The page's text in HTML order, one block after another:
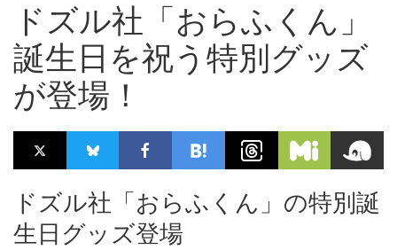
ドズル社「おらふくん」
誕生日を祝う特別グッズ
が登場！
ドズル社「おらふくん」の特別誕
生日グッズ登場